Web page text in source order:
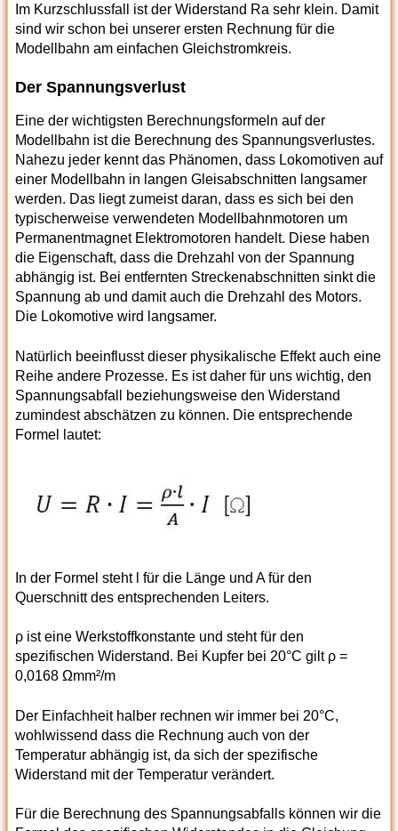
Im Kurzschlussfall ist der Widerstand Ra sehr klein. Damit
sind wir schon bei unserer ersten Rechnung für die
Modellbahn am einfachen Gleichstromkreis.
Der Spannungsverlust
Eine der wichtigsten Berechnungsformeln auf der
Modellbahn ist die Berechnung des Spannungsverlustes.
Nahezu jeder kennt das Phänomen, dass Lokomotiven auf
einer Modellbahn in langen Gleisabschnitten langsamer
werden. Das liegt zumeist daran, dass es sich bei den
typischerweise verwendeten Modellbahnmotoren um
Permanentmagnet Elektromotoren handelt. Diese haben
die Eigenschaft, dass die Drehzahl von der Spannung
abhängig ist. Bei entfernten Streckenabschnitten sinkt die
Spannung ab und damit auch die Drehzahl des Motors.
Die Lokomotive wird langsamer.
Natürlich beeinflusst dieser physikalische Effekt auch eine
Reihe andere Prozesse. Es ist daher für uns wichtig, den
Spannungsabfall beziehungsweise den Widerstand
zumindest abschätzen zu können. Die entsprechende
Formel lautet:
In der Formel steht l für die Länge und A für den
Querschnitt des entsprechenden Leiters.
ρ ist eine Werkstoffkonstante und steht für den
spezifischen Widerstand. Bei Kupfer bei 20°C gilt ρ =
0,0168 Ωmm²/m
Der Einfachheit halber rechnen wir immer bei 20°C,
wohlwissend dass die Rechnung auch von der
Temperatur abhängig ist, da sich der spezifische
Widerstand mit der Temperatur verändert.
Für die Berechnung des Spannungsabfalls können wir die